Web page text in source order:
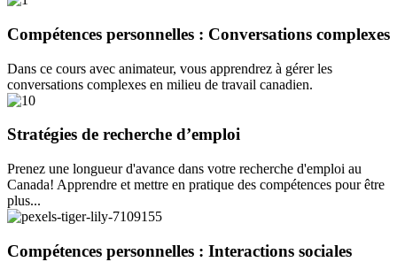
Compétences personnelles : Conversations complexes
Dans ce cours avec animateur, vous apprendrez à gérer les
conversations complexes en milieu de travail canadien.
Stratégies de recherche d’emploi
Prenez une longueur d'avance dans votre recherche d'emploi au
Canada! Apprendre et mettre en pratique des compétences pour être
plus...
Compétences personnelles : Interactions sociales